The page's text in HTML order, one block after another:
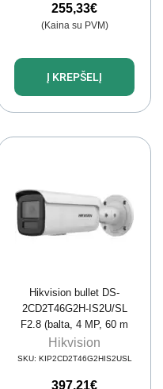
255,33€
(Kaina su PVM)
Į KREPŠELĮ
Hikvision bullet DS-
2CD2T46G2H-IS2U/SL
F2.8 (balta, 4 MP, 60 m
IR; AcuSense,
DarkFighter)
Hikvision
SKU: KIP2CD2T46G2HIS2USL
397,21€